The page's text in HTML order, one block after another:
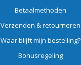
Betaalmethoden
Verzenden & retourneren
Waar blijft mijn bestelling?
Bonusregeling